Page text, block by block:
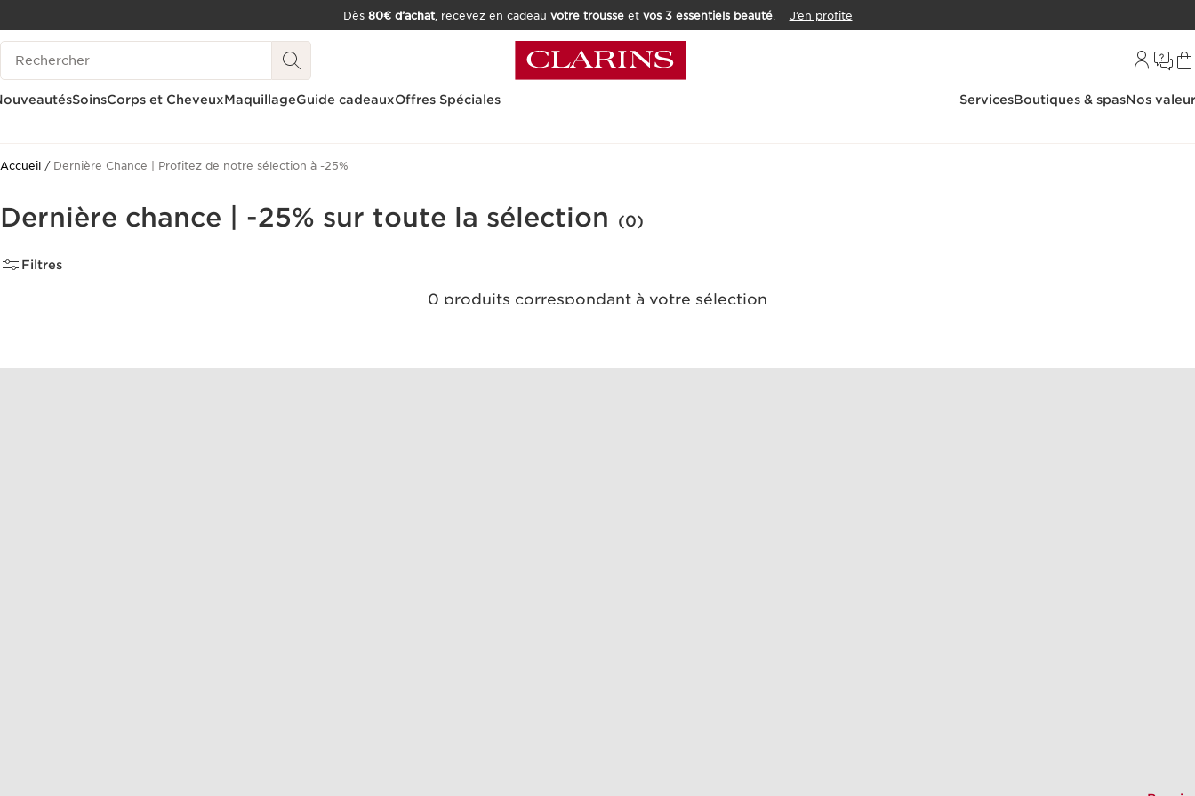
ALLER AU CONTENU
CONSULTER LE PIED DE PAGE
OUTIL D'ACCESSIBILITÉ
Dès 80€ d’achat, recevez en cadeau votre trousseet vos 3 essentiels beauté. J’en profite
Historique des recherches
SoinsCorps et CheveuxMaquillageGuide cadeauxOffres Spéciales ServicesBoutiques & spasNos
Accueil Dernière Chance | Profitez de notre sélection à -25%
Dernière chance | -25% sur toute la sélection (0)
Filtres
0 produits correspondant à votre sélection